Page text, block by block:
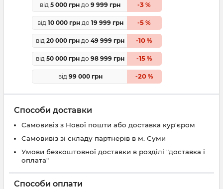
від 5 000 грн до 9 999 грн -3 %
від 10 000 грндо 19 999 грн -5 %
від 20 000 грн до 49 999 грн -10 %
від 50 000 грн до 98 999 грн -15%
від 99 000 грн -20%
Способи доставки
Самовивіз з Нової пошти або доставка кур'єром
Самовивіз зі складу партнерів в м. Суми
Умови безкоштовної доставки в розділі "доставка і
оплата"
Способи оплати